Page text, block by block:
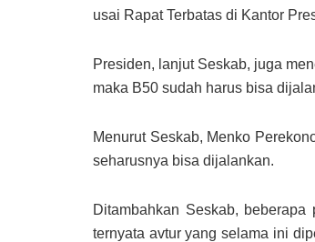
usai Rapat Terbatas di Kantor
Presiden, lanjut Seskab, juga
maka B50 sudah harus bisa
Menurut Seskab, Menko
seharusnya bisa dijalankan.
Ditambahkan Seskab,
ternyata avtur yang selama ini